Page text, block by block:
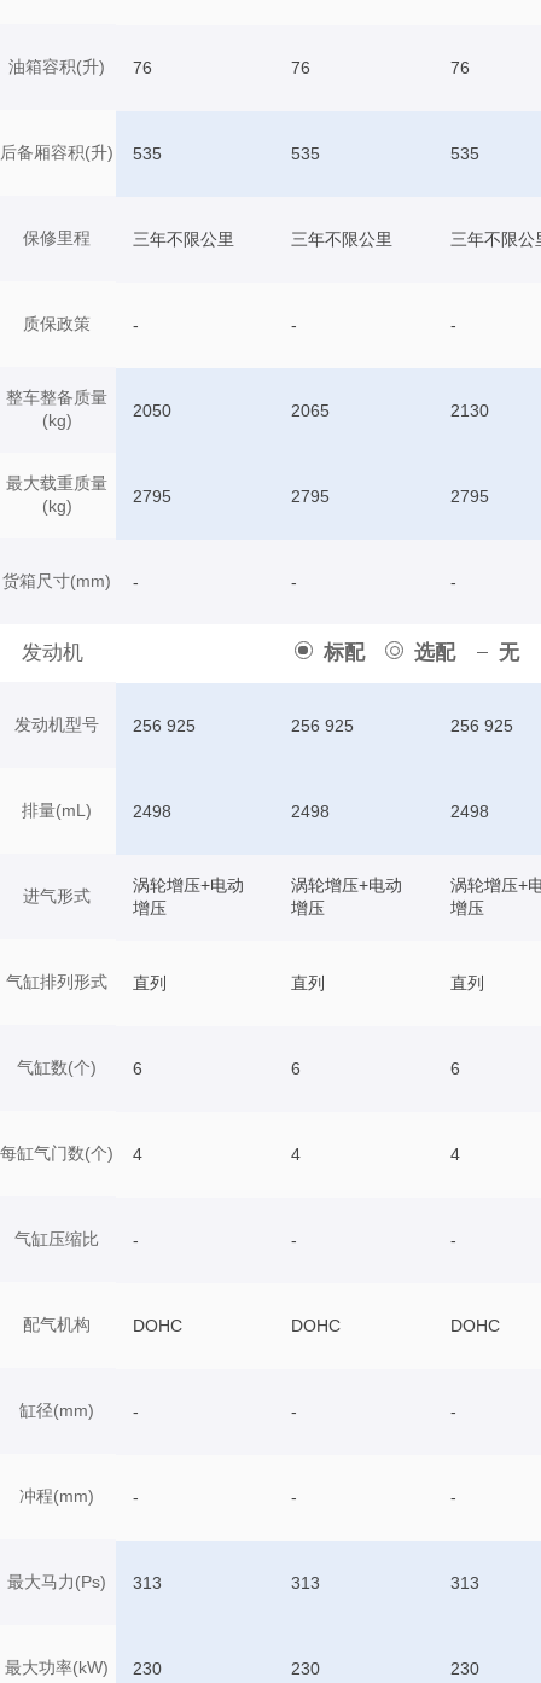
油箱容积(升)
后备厢容积(升)
保修里程
质保政策
整车整备质量
(kg)
最大载重质量
(kg)
货箱尺寸(mm)
发动机 标配 选配 无
发动机型号
排量(mL)
进气形式
气缸排列形式
气缸数(个)
每缸气门数(个)
气缸压缩比
配气机构
缸径(mm)
冲程(mm)
最大马力(Ps)
最大功率(kW)
76 76 76
535 535 535
三年不限公里 三年不限公里 三年不限公
- - -
2050 2065 2130
2795 2795 2795
- - -
256 925 256 925 256 925
2498 2498 2498
涡轮增压+电动
增压
涡轮增压+电动
增压
涡轮增压+
增压
直列 直列 直列
6 6 6
4 4 4
- - -
DOHC DOHC DOHC
- - -
- - -
313 313 313
230 230 230